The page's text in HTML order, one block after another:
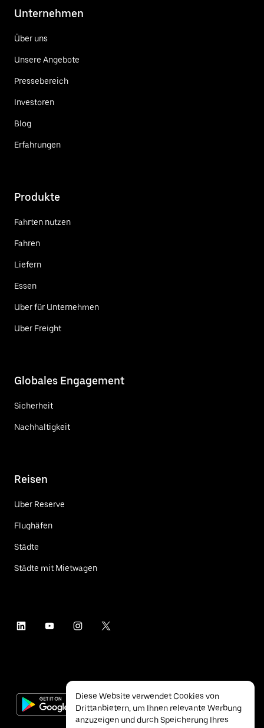
Unternehmen
Über uns
Unsere Angebote
Pressebereich
Investoren
Blog
Erfahrungen
Produkte
Fahrten nutzen
Fahren
Liefern
Essen
Uber für Unternehmen
Uber Freight
Globales Engagement
Sicherheit
Nachhaltigkeit
Reisen
Uber Reserve
Flughäfen
Städte
Städte mit Mietwagen
Diese Website verwendet Cookies von
Drittanbietern, um Ihnen relevante Werbung
anzuzeigen und durch Speicherung Ihres